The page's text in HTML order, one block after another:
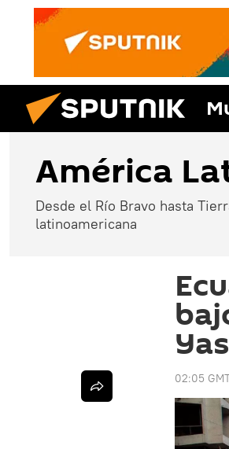
América
Desde el Río Bravo hasta
latinoamericana
02:05